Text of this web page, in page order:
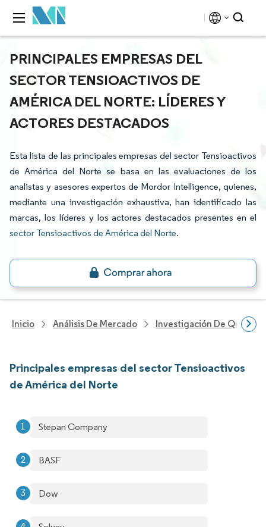
PRINCIPALES EMPRESAS DEL
SECTOR TENSIOACTIVOS DE
AMÉRICA DEL NORTE: LÍDERES Y
ACTORES DESTACADOS
Esta lista de las principales empresas del sector Tensioactivos
de América del Norte se basa en las evaluaciones de los
analistas y asesores expertos de Mordor Intelligence, quienes,
mediante una investigación exhaustiva, han identificado las
marcas, los líderes y los actores destacados presentes en el
sector Tensioactivos de América del Norte.
Inicio Análisis De Mercado Investigación De
Principales empresas del sector Tensioactivos
de América del Norte
Stepan Company
BASF
Dow